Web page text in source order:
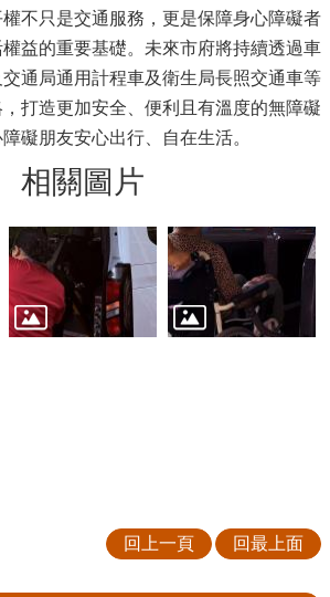
不只是交通服務，更是保障身心障礙者
益的重要基礎。未來市府將持續透過車
通局通用計程車及衛生局長照交通車等
打造更加安全、便利且有溫度的無障礙
礙朋友安心出行、自在生活。
相關圖片
回上一頁 回最上面